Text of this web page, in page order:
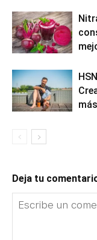
Deja tu